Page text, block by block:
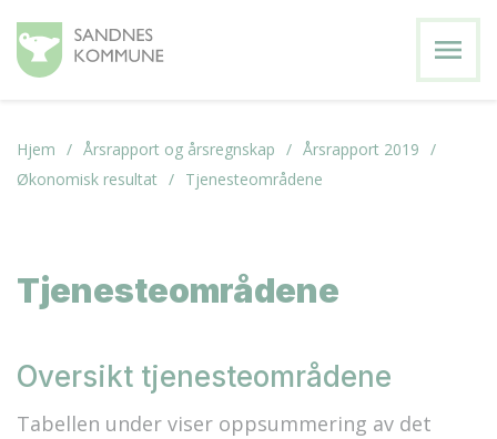
menu
Hjem Årsrapport og årsregnskap
Årsrapport 2019
Økonomisk resultat
Tjenesteområdene
Tjenesteområdene
Oversikt tjenesteområdene
Tabellen under viser oppsummering av det